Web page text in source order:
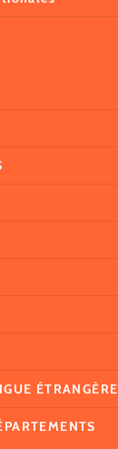
ÉTRANGÈRE